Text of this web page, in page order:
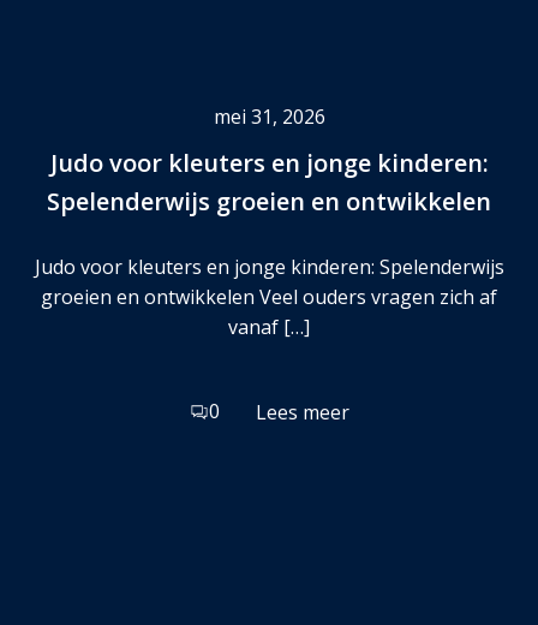
mei 31, 2026
Judo voor kleuters en jonge kinderen:
Spelenderwijs groeien en ontwikkelen
Judo voor kleuters en jonge kinderen: Spelenderwijs
groeien en ontwikkelen Veel ouders vragen zich af
vanaf […]
0 Lees meer